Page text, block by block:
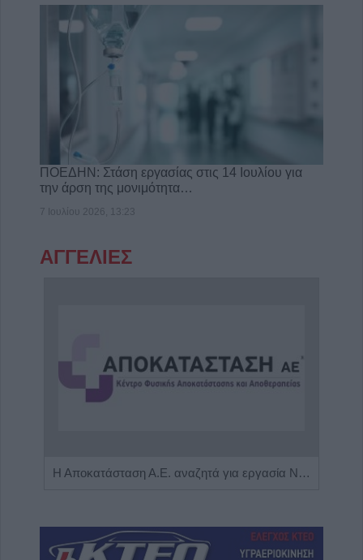
ΠΟΕΔΗΝ: Στάση εργασίας στις 14 Ιουλίου για
την άρση της μονιμότητα…
7 Ιουλίου 2026, 13:23
ΑΓΓΕΛΙΕΣ
Η Αποκατάσταση Α.Ε. αναζητά για εργασία Νοσηλευτές και Βοηθούς Νοσηλευτές